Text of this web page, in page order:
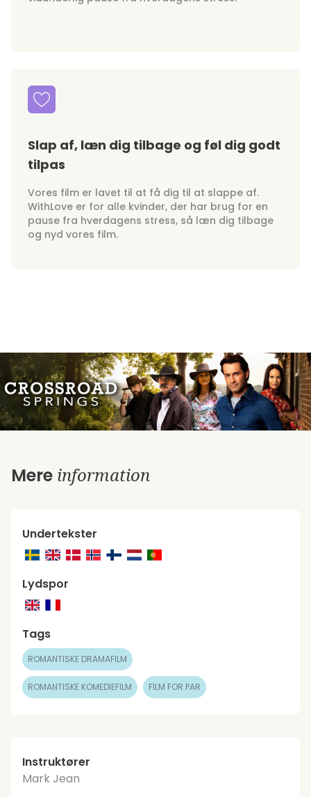
Slap af, læn dig tilbage og føl dig godt
tilpas
Vores film er lavet til at få dig til at slappe af.
WithLove er for alle kvinder, der har brug for en
pause fra hverdagens stress, så læn dig tilbage
og nyd vores film.
Mere information
Undertekster
Lydspor
Tags
ROMANTISKE DRAMAFILM
ROMANTISKE KOMEDIEFILM FILM FOR PAR
Instruktører
Mark Jean